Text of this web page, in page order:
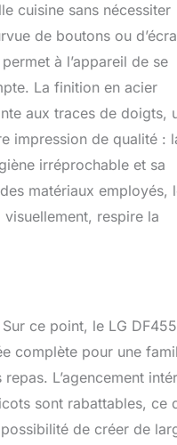
cuisine sans nécessiter
de boutons ou
à l’appareil de se
La finition en acier
aux traces de doigts,
impression de qualité :
irréprochable et sa
matériaux employés,
respire la
ce point, le LG
complète pour une
L’agencement
sont rabattables, ce
de créer de